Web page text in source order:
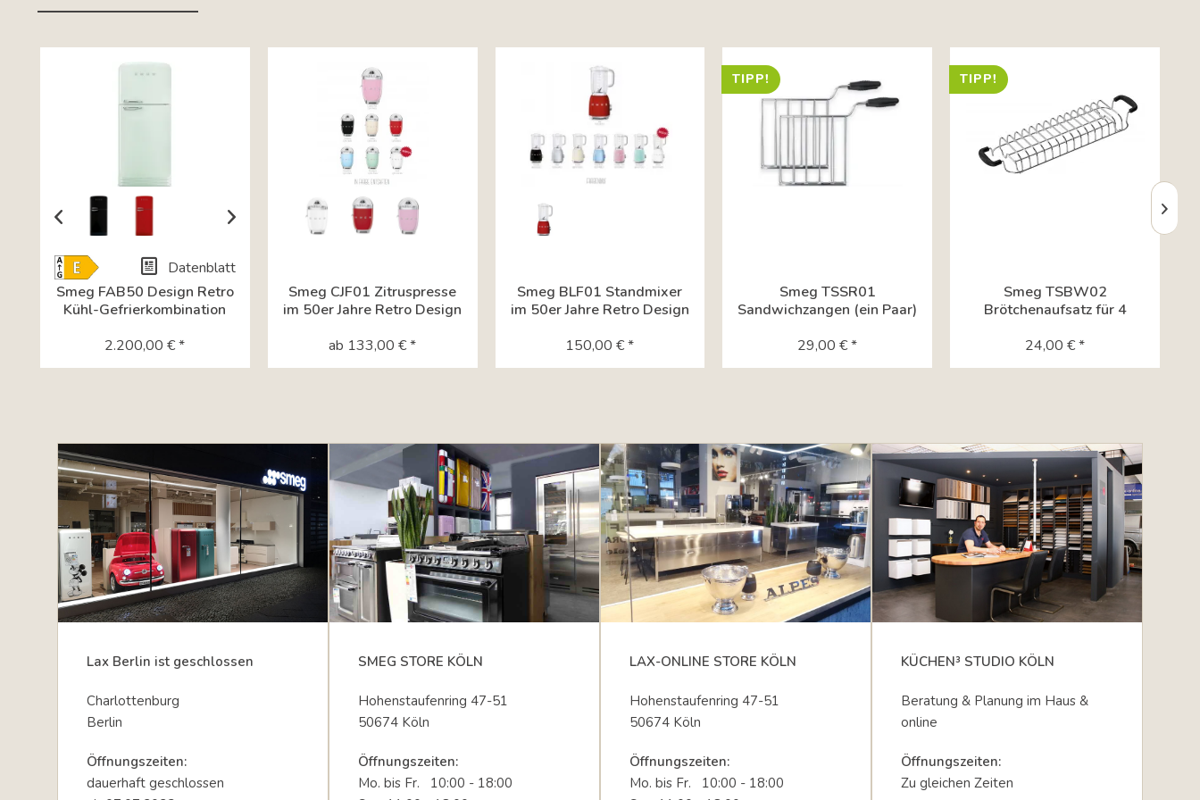
Energielabel-Download
Datenblatt
Smeg FAB50 Design Retro
Kühl-Gefrierkombination
2.200,00 € *
Smeg CJF01 Zitruspresse
im 50er Jahre Retro Design
ab 133,00 € *
Smeg BLF01 Standmixer
im 50er Jahre Retro Design
150,00 € *
TIPP!
Smeg TSSR01
Sandwichzangen (ein Paar)
29,00 € *
TIPP!
Smeg TSBW02
Brötchenaufsatz für 4
24,00 € *
Lax Berlin ist geschlossen
Charlottenburg
Berlin
Öffnungszeiten:
dauerhaft geschlossen
SMEG STORE KÖLN
Hohenstaufenring 47-51
50674 Köln
Öffnungszeiten:
Mo. bis Fr. 10:00 - 18:00
LAX-ONLINE STORE KÖLN
Hohenstaufenring 47-51
50674 Köln
Öffnungszeiten:
Mo. bis Fr. 10:00 - 18:00
KÜCHEN³ STUDIO KÖLN
Beratung & Planung im Haus &
online
Öffnungszeiten:
Zu gleichen Zeiten